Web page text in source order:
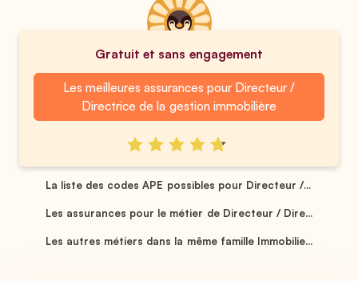
Gratuit et sans engagement
Les meilleures assurances pour Directeur /
Directrice de la gestion immobilière
La liste des codes APE possibles pour Directeur /...
Les assurances pour le métier de Directeur / Dire...
Les autres métiers dans la même famille Immobilie...